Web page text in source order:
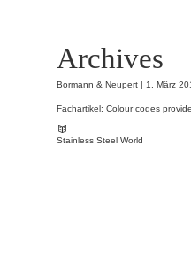
Archives
Bormann & Neupert | 1. März
Fachartikel: Colour codes
Stainless Steel World